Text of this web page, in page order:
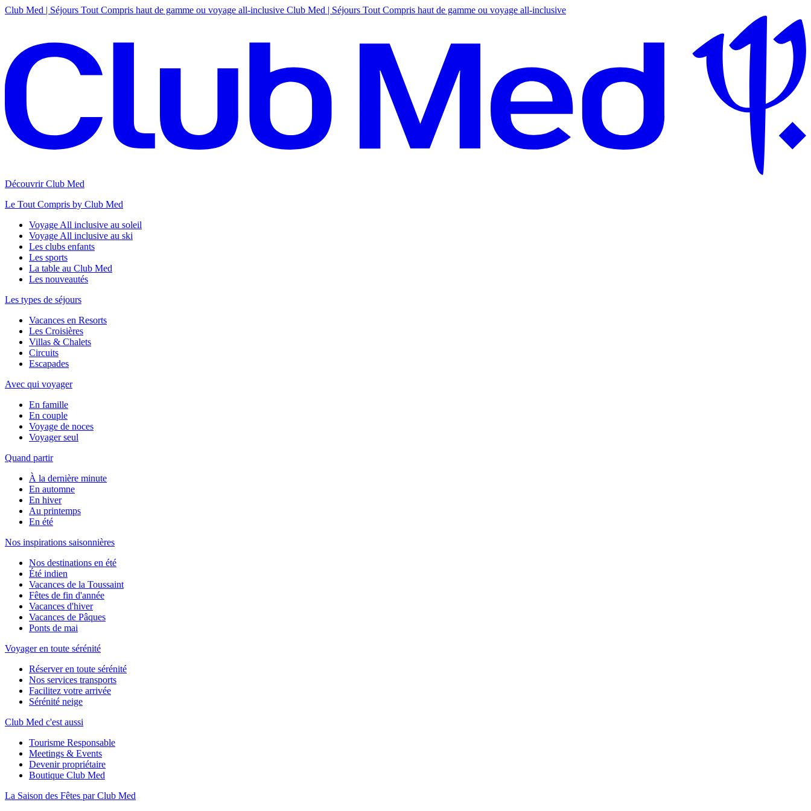
Club Med | Séjours Tout Compris haut de gamme ou voyage all-inclusive Club Med | Séjours Tout Compris haut de gamme ou voyage all-inclusive
Découvrir Club Med
Le Tout Compris by Club Med
Voyage All inclusive au soleil
Voyage All inclusive au ski
Les clubs enfants
Les sports
La table au Club Med
Les nouveautés
Les types de séjours
Vacances en Resorts
Les Croisières
Villas & Chalets
Circuits
Escapades
Avec qui voyager
En famille
En couple
Voyage de noces
Voyager seul
Quand partir
À la dernière minute
En automne
En hiver
Au printemps
En été
Nos inspirations saisonnières
Nos destinations en été
Été indien
Vacances de la Toussaint
Fêtes de fin d'année
Vacances d'hiver
Vacances de Pâques
Ponts de mai
Voyager en toute sérénité
Réserver en toute sérénité
Nos services transports
Facilitez votre arrivée
Sérénité neige
Club Med c'est aussi
Tourisme Responsable
Meetings & Events
Devenir propriétaire
Boutique Club Med
La Saison des Fêtes par Club Med